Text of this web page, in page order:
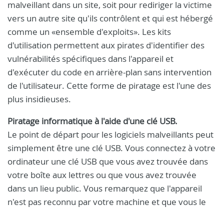
malveillant dans un site, soit pour rediriger la victime
vers un autre site qu'ils contrôlent et qui est hébergé
comme un «ensemble d'exploits». Les kits
d'utilisation permettent aux pirates d'identifier des
vulnérabilités spécifiques dans l'appareil et
d'exécuter du code en arrière-plan sans intervention
de l'utilisateur. Cette forme de piratage est l'une des
plus insidieuses.
Piratage informatique à l'aide d'une clé USB.
Le point de départ pour les logiciels malveillants peut
simplement être une clé USB. Vous connectez à votre
ordinateur une clé USB que vous avez trouvée dans
votre boîte aux lettres ou que vous avez trouvée
dans un lieu public. Vous remarquez que l'appareil
n'est pas reconnu par votre machine et que vous le